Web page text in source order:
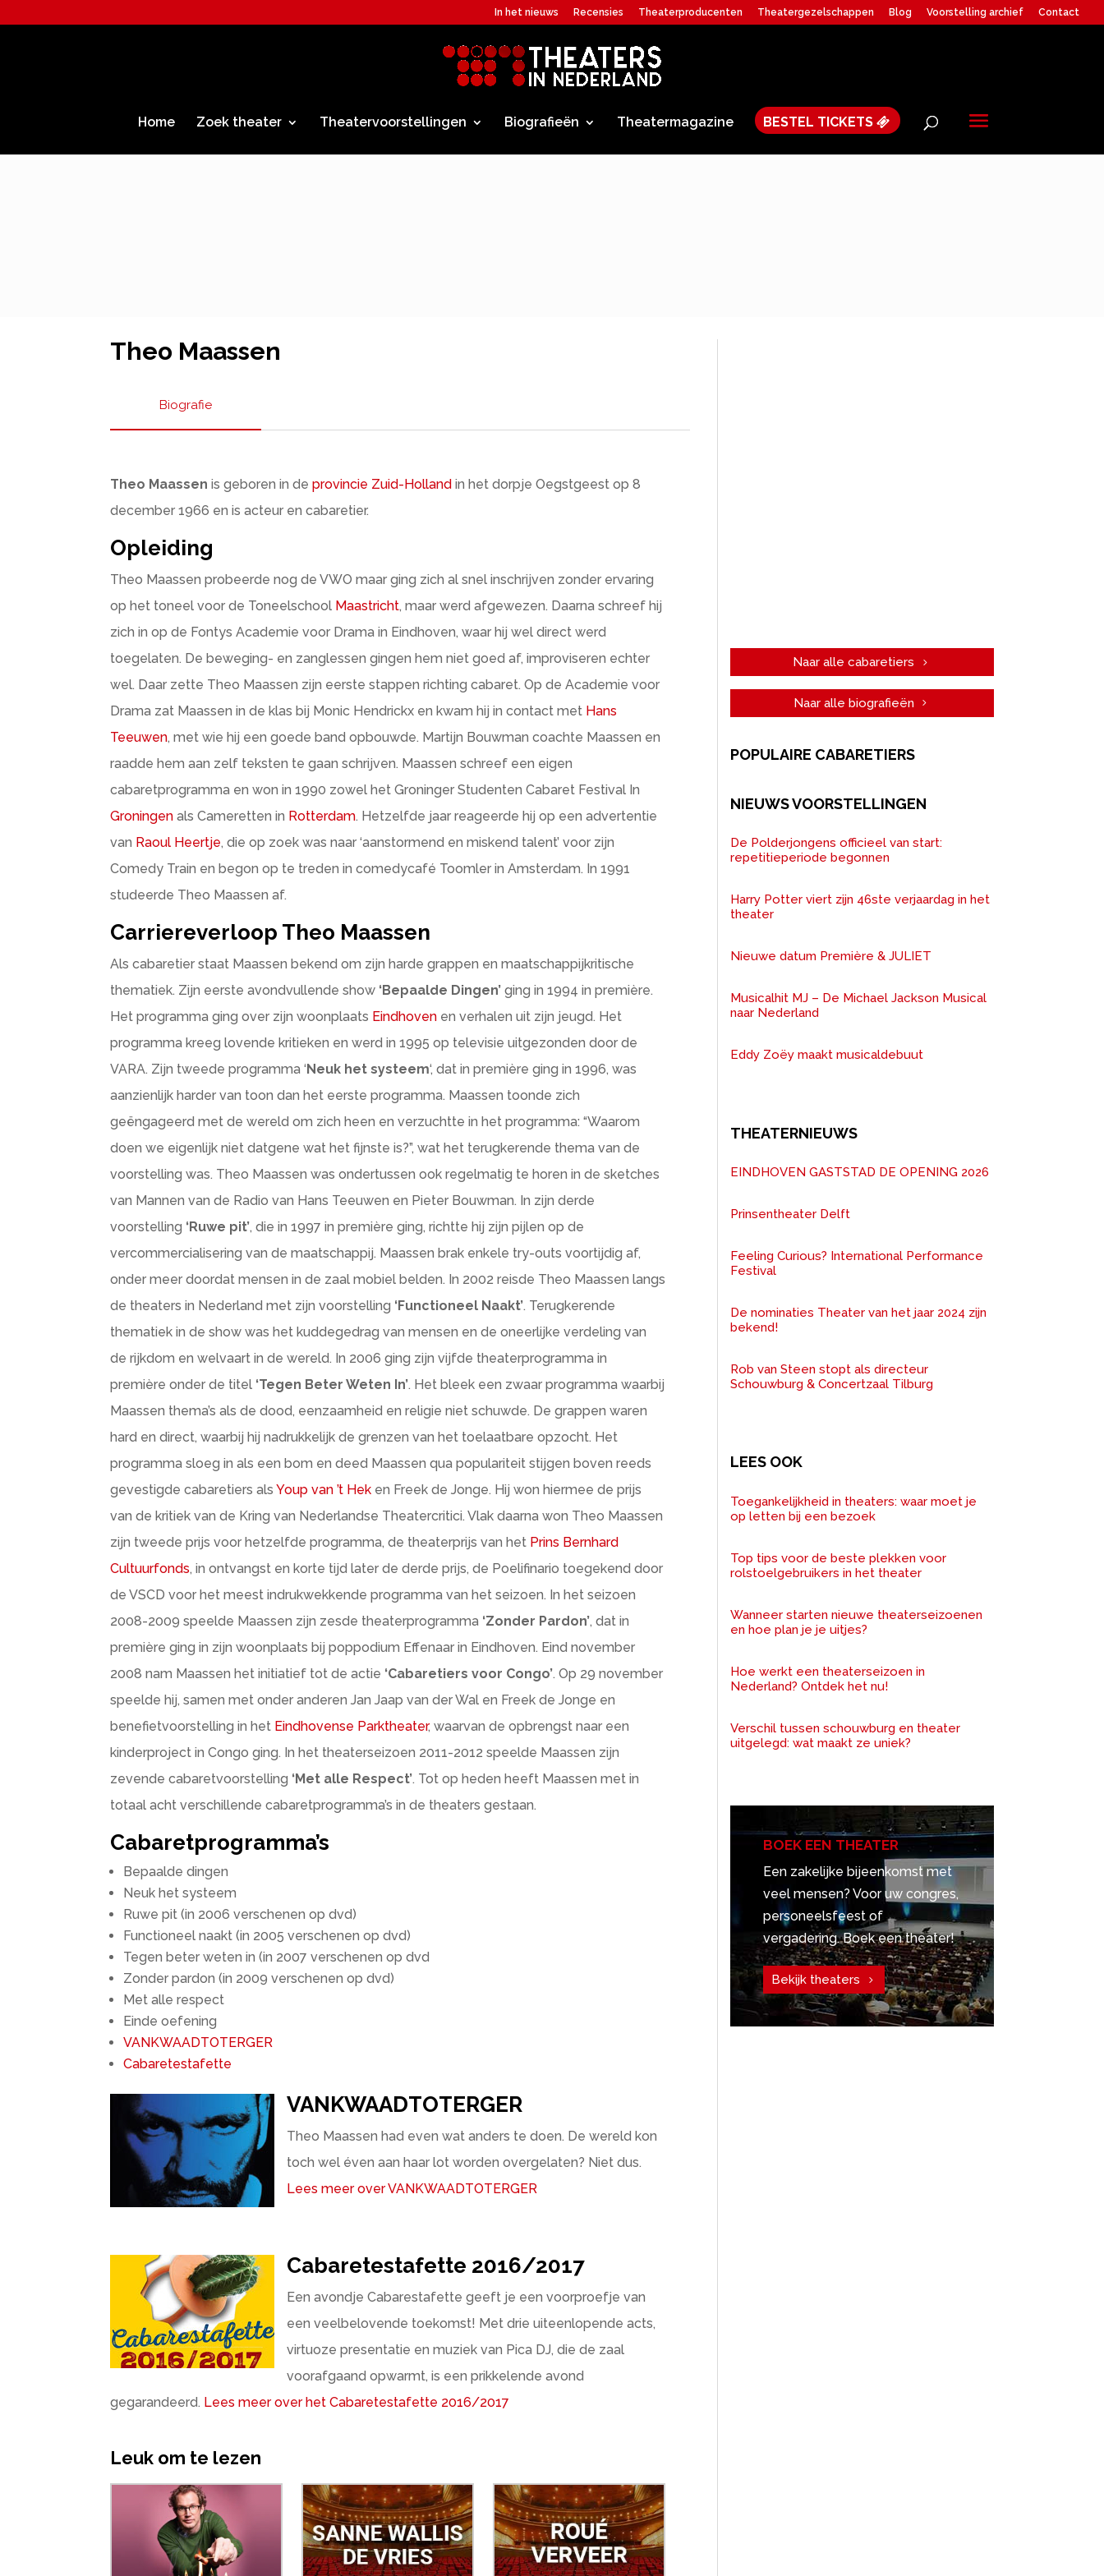
In het nieuws Recensies Theaterproducenten Theatergezelschappen Blog Voorstelling archief Contact
Home Zoek theater Theatervoorstellingen Biografieën Theatermagazine BESTEL TICKETS
Theo Maassen
Biografie
Theo Maassen is geboren in deprovincie Zuid-Holland in het dorpje Oegstgeest op 8
december 1966 en is acteur en cabaretier.
Opleiding
Theo Maassen probeerde nog de VWO maar ging zich al snel inschrijven zonder ervaring
op het toneel voor de Toneelschool Maastricht, maar werd afgewezen. Daarna schreef hij
zich in op de Fontys Academie voor Drama in Eindhoven, waar hij wel direct werd
toegelaten. De beweging- en zanglessen gingen hem niet goed af, improviseren echter
wel. Daar zette Theo Maassen zijn eerste stappen richting cabaret. Op de Academie voor
Drama zat Maassen in de klas bij Monic Hendrickx en kwam hij in contact met Hans
Teeuwen, met wie hij een goede band opbouwde. Martijn Bouwman coachte Maassen en
raadde hem aan zelf teksten te gaan schrijven. Maassen schreef een eigen
cabaretprogramma en won in 1990 zowel het Groninger Studenten Cabaret Festival In
Groningen als Cameretten in Rotterdam. Hetzelfde jaar reageerde hij op een advertentie
van Raoul Heertje, die op zoek was naar ‘aanstormend en miskend talent’ voor zijn
Comedy Train en begon op te treden in comedycafé Toomler in Amsterdam. In 1991
studeerde Theo Maassen af.
Carriereverloop Theo Maassen
Als cabaretier staat Maassen bekend om zijn harde grappen en maatschappijkritische
thematiek. Zijn eerste avondvullende show ‘Bepaalde Dingen’ ging in 1994 in première.
Het programma ging over zijn woonplaats Eindhoven en verhalen uit zijn jeugd. Het
programma kreeg lovende kritieken en werd in 1995 op televisie uitgezonden door de
VARA. Zijn tweede programma ‘Neuk het systeem‘, dat in première ging in 1996, was
aanzienlijk harder van toon dan het eerste programma. Maassen toonde zich
geëngageerd met de wereld om zich heen en verzuchtte in het programma: “Waarom
doen we eigenlijk niet datgene wat het fijnste is?”, wat het terugkerende thema van de
voorstelling was. Theo Maassen was ondertussen ook regelmatig te horen in de sketches
van Mannen van de Radio van Hans Teeuwen en Pieter Bouwman. In zijn derde
voorstelling ‘Ruwe pit’, die in 1997 in première ging, richtte hij zijn pijlen op de
vercommercialisering van de maatschappij. Maassen brak enkele try-outs voortijdig af,
onder meer doordat mensen in de zaal mobiel belden. In 2002 reisde Theo Maassen langs
de theaters in Nederland met zijn voorstelling ‘Functioneel Naakt’. Terugkerende
thematiek in de show was het kuddegedrag van mensen en de oneerlijke verdeling van
de rijkdom en welvaart in de wereld. In 2006 ging zijn vijfde theaterprogramma in
première onder de titel ‘Tegen Beter Weten In’. Het bleek een zwaar programma waarbij
Maassen thema’s als de dood, eenzaamheid en religie niet schuwde. De grappen waren
hard en direct, waarbij hij nadrukkelijk de grenzen van het toelaatbare opzocht. Het
programma sloeg in als een bom en deed Maassen qua populariteit stijgen boven reeds
gevestigde cabaretiers alsYoup van ’t Hek en Freek de Jonge. Hij won hiermee de prijs
van de kritiek van de Kring van Nederlandse Theatercritici. Vlak daarna won Theo Maassen
zijn tweede prijs voor hetzelfde programma, de theaterprijs van het Prins Bernhard
Cultuurfonds, in ontvangst en korte tijd later de derde prijs, de Poelifinario toegekend door
de VSCD voor het meest indrukwekkende programma van het seizoen. In het seizoen
2008-2009 speelde Maassen zijn zesde theaterprogramma ‘Zonder Pardon’, dat in
première ging in zijn woonplaats bij poppodium Effenaar in Eindhoven. Eind november
2008 nam Maassen het initiatief tot de actie ‘Cabaretiers voor Congo’. Op 29 november
speelde hij, samen met onder anderen Jan Jaap van der Wal en Freek de Jonge en
benefietvoorstelling in het Eindhovense Parktheater, waarvan de opbrengst naar een
kinderproject in Congo ging. In het theaterseizoen 2011-2012 speelde Maassen zijn
zevende cabaretvoorstelling ‘Met alle Respect’. Tot op heden heeft Maassen met in
totaal acht verschillende cabaretprogramma’s in de theaters gestaan.
Cabaretprogramma’s
Bepaalde dingen
Neuk het systeem
Ruwe pit (in 2006 verschenen op dvd)
Functioneel naakt (in 2005 verschenen op dvd)
Tegen beter weten in (in 2007 verschenen op dvd
Zonder pardon (in 2009 verschenen op dvd)
Met alle respect
Einde oefening
VANKWAADTOTERGER
Cabaretestafette
VANKWAADTOTERGER
Theo Maassen had even wat anders te doen. De wereld kon
toch wel éven aan haar lot worden overgelaten? Niet dus.
Lees meer over VANKWAADTOTERGER
Cabaretestafette 2016/2017
Een avondje Cabarestafette geeft je een voorproefje van
een veelbelovende toekomst! Met drie uiteenlopende acts,
virtuoze presentatie en muziek van Pica DJ, die de zaal
voorafgaand opwarmt, is een prikkelende avond
gegarandeerd. Lees meer over het Cabaretestafette 2016/2017
Leuk om te lezen
Naar alle cabaretiers
Naar alle biografieën
POPULAIRE CABARETIERS
NIEUWS VOORSTELLINGEN
De Polderjongens officieel van start:
repetitieperiode begonnen
Harry Potter viert zijn 46ste verjaardag in het
theater
Nieuwe datum Première & JULIET
Musicalhit MJ – De Michael Jackson Musical
naar Nederland
Eddy Zoëy maakt musicaldebuut
THEATERNIEUWS
EINDHOVEN GASTSTAD DE OPENING 2026
Prinsentheater Delft
Feeling Curious? International Performance
Festival
De nominaties Theater van het jaar 2024 zijn
bekend!
Rob van Steen stopt als directeur
Schouwburg & Concertzaal Tilburg
LEES OOK
Toegankelijkheid in theaters: waar moet je
op letten bij een bezoek
Top tips voor de beste plekken voor
rolstoelgebruikers in het theater
Wanneer starten nieuwe theaterseizoenen
en hoe plan je je uitjes?
Hoe werkt een theaterseizoen in
Nederland? Ontdek het nu!
Verschil tussen schouwburg en theater
uitgelegd: wat maakt ze uniek?
BOEK EEN THEATER
Een zakelijke bijeenkomst met
veel mensen? Voor uw congres,
personeelsfeest of
vergadering. Boek een theater!
Bekijk theaters